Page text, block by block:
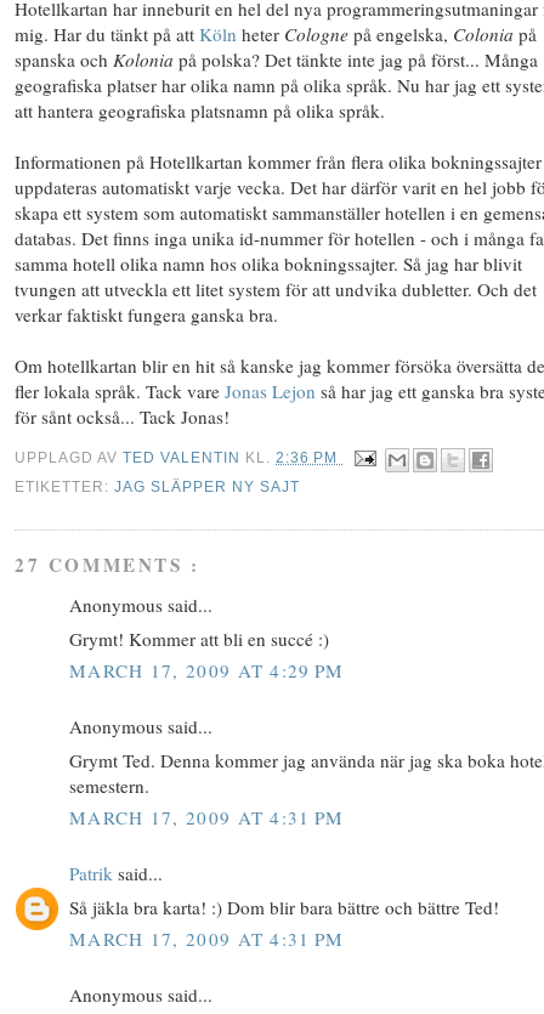
Hotellkartan har inneburit en hel del nya programmeringsutmaningar
mig. Har du tänkt på att Köln heter Cologne på engelska, Colonia på
spanska och Kolonia på polska? Det tänkte inte jag på först... Många
geografiska platser har olika namn på olika språk. Nu har jag ett
att hantera geografiska platsnamn på olika språk.
Informationen på Hotellkartan kommer från flera olika
uppdateras automatiskt varje vecka. Det har därför varit en hel jobb
skapa ett system som automatiskt sammanställer hotellen i en
databas. Det finns inga unika id-nummer för hotellen - och i många
samma hotell olika namn hos olika bokningssajter. Så jag har blivit
tvungen att utveckla ett litet system för att undvika dubletter. Och det
verkar faktiskt fungera ganska bra.
Om hotellkartan blir en hit så kanske jag kommer försöka översätta
fler lokala språk. Tack vare Jonas Lejon så har jag ett ganska bra
för sånt också... Tack Jonas!
UPPLAGD AVTED VALENTIN KL.2:36 PM
ETIKETTER:JAG SLÄPPER NY SAJT
27 COMMENTS :
Anonymous said...
Grymt! Kommer att bli en succé :)
MARCH 17, 2009 AT 4:29 PM
Anonymous said...
Grymt Ted. Denna kommer jag använda när jag ska boka
semestern.
MARCH 17, 2009 AT 4:31 PM
Patrik said...
Så jäkla bra karta! :) Dom blir bara bättre och bättre Ted!
MARCH 17, 2009 AT 4:31 PM
Anonymous said...